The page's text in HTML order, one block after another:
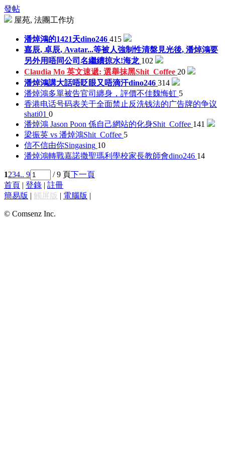
發帖
屋苑, 法團工作坊
潘焯鴻的1421天dino246 415
嘉辰, 卓辰, Avatar...等被人強制性清盤見光後, 潘焯鴻要
另外用唔同公司名繼續掠水!海龙 102
Claudia Mo 英文速遞: 選舉抹黑Shit_Coffee 20
潘焯鴻講大話唔眨眼又唔滴汗dino246 314
潘焯鴻多單被告官司纏身，評價不佳魏悔虹 5
香港电话号码表关于全面禁止反洗钱法的广告牌的争议
shati01 0
潘焯鴻 Jason Poon 係自己網站的化身Shit_Coffee 141
梁振英 vs 潘焯鴻Shit_Coffee 5
信不信由你Singasing 10
潘焯鴻轉戰嘉諾撒聖瑪利學校家長教師會dino246 14
1234.. 9 / 9 頁下一頁
首頁 | 登錄 | 註冊
簡易版 | 觸屏版 | 電腦版 |
© Comsenz Inc.